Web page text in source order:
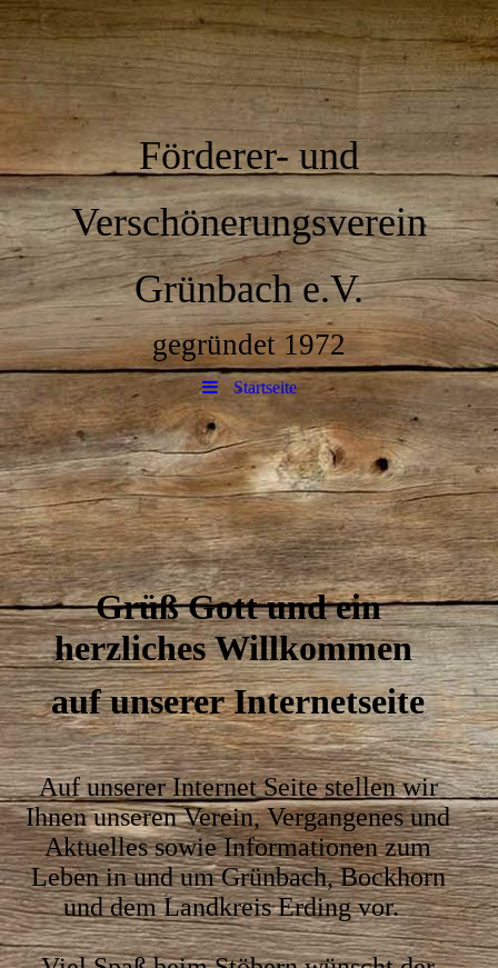
Förderer- und
Verschönerungsverein
Grünbach e.V.
gegründet 1972
Startseite
Grüß Gott und ein
herzliches Willkommen
auf unserer Internetseite
Auf unserer Internet Seite stellen wir
Ihnen unseren Verein, Vergangenes und
Aktuelles sowie Informationenzum
Leben in und um Grünbach, Bockhorn
und dem Landkreis Erding vor.